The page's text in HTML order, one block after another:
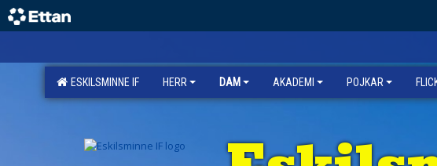
ESKILSMINNE IF HERR DAM AKADEMI POJKAR